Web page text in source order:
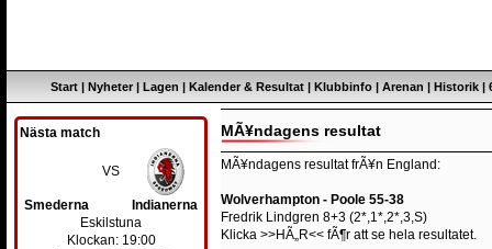
Start | Nyheter| Lagen | Kalender & Resultat | Klubbinfo | Arenan | Historik |
Nästa match
VS
Smederna Indianerna
Eskilstuna
Klockan: 19:00
MÃ¥ndagens resultat
MÃ¥ndagens resultat frÃ¥n England:
Wolverhampton - Poole 55-38
Fredrik Lindgren 8+3 (2*,1*,2*,3,S)
Klicka >>HÃ„R<< fÃ¶r att se hela resultatet.